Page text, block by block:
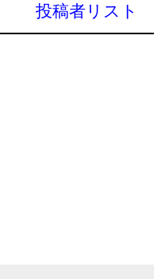
投稿者リスト